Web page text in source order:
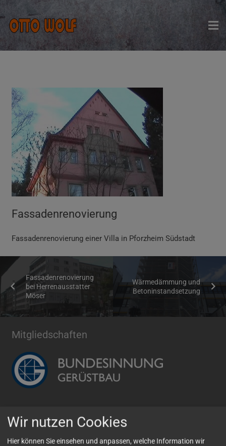
Fassadenrenovierung
Fassadenrenovierungeiner Villa in Pforzheim Südstadt
Fassadenrenovierung
bei Herrenausstatter
Möser
Wärmedämmung und
Betoninstandsetzung
Mitgliedschaften
So erreichen Sie uns
Otto Wolf GmbH
Wir nutzen Cookies
Hier können Sie einsehen und anpassen, welche Information wir